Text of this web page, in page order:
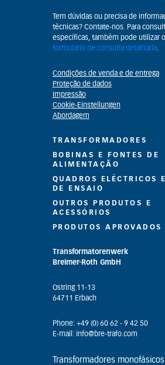
Tem dúvidas ou precisa de
técnicas? Contate-nos. Para
específicas, também pode utilizar
formulário de consulta detalhada.
Condições de venda e de entrega
Proteção de dados
Impressão
Cookie-Einstellungen
Abordagem
TRANSFORMADORES
BOBINAS E FONTES DE
ALIMENTAÇÃO
QUADROS ELÉCTRICOS
DE ENSAIO
OUTROS PRODUTOS E
ACESSÓRIOS
PRODUTOS APROVADOS
Transformatorenwerk
Breimer-Roth GmbH
Ostring 11-13
64711 Erbach
Phone: +49 (0) 60 62 - 9 42 50
E-mail: info@bre-trafo.com
Transformadores